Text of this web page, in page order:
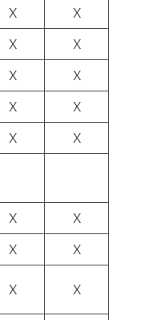
X
X
X
X
X
X
X
X
X X
X
X
X
X
X X